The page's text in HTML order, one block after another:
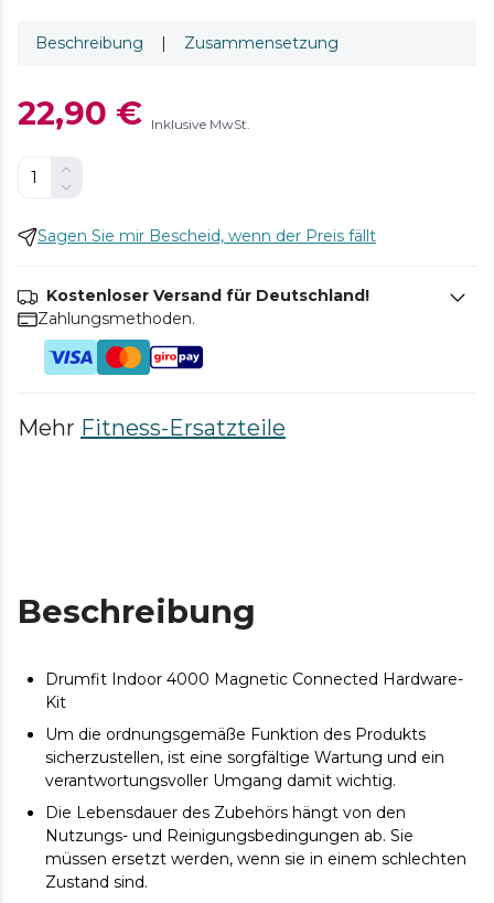
Beschreibung | Zusammensetzung
22,90 € Inklusive MwSt.
Sagen Sie mir Bescheid, wenn der Preis fällt
Kostenloser Versand für Deutschland!
Zahlungsmethoden.
Mehr Fitness-Ersatzteile
Beschreibung
Drumfit Indoor 4000 Magnetic Connected Hardware-
Kit
Um die ordnungsgemäße Funktion des Produkts
sicherzustellen, ist eine sorgfältige Wartung und ein
verantwortungsvoller Umgang damit wichtig.
Die Lebensdauer des Zubehörs hängt von den
Nutzungs- und Reinigungsbedingungen ab. Sie
müssen ersetzt werden, wenn sie in einem schlechten
Zustand sind.